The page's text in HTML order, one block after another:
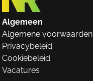
Algemeen
Algemene voorwaarden
Privacybeleid
Cookiebeleid
Vacatures